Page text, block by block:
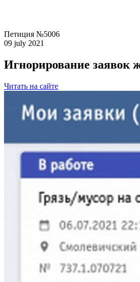
Петиция №5006
09 july 2021
Игнорирование заявок
Читать на сайте